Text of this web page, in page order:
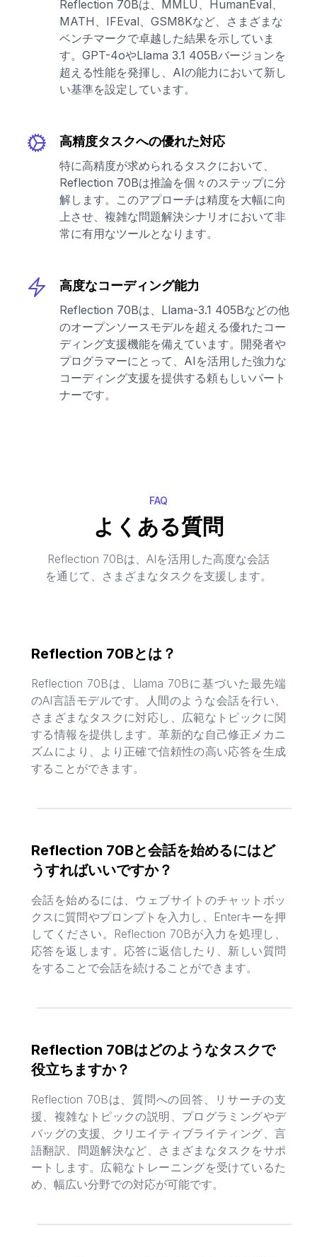
Reflection 70Bは、MMLU、HumanEval、
MATH、IFEval、GSM8Kなど、さまざまな
ベンチマークで卓越した結果を示していま
す。GPT-4oやLlama 3.1 405Bバージョンを
超える性能を発揮し、AIの能力において新し
い基準を設定しています。
高精度タスクへの優れた対応
特に高精度が求められるタスクにおいて、
Reflection 70Bは推論を個々のステップに分
解します。このアプローチは精度を大幅に向
上させ、複雑な問題解決シナリオにおいて非
常に有用なツールとなります。
高度なコーディング能力
Reflection 70Bは、Llama-3.1 405Bなどの他
のオープンソースモデルを超える優れたコー
ディング支援機能を備えています。開発者や
プログラマーにとって、AIを活用した強力な
コーディング支援を提供する頼もしいパート
ナーです。
FAQ
よくある質問
Reflection 70Bは、AIを活用した高度な会話
を通じて、さまざまなタスクを支援します。
Reflection 70Bとは？
Reflection 70Bは、Llama 70Bに基づいた最先端
のAI言語モデルです。人間のような会話を行い、
さまざまなタスクに対応し、広範なトピックに関
する情報を提供します。革新的な自己修正メカニ
ズムにより、より正確で信頼性の高い応答を生成
することができます。
Reflection 70Bと会話を始めるにはど
うすればいいですか？
会話を始めるには、ウェブサイトのチャットボッ
クスに質問やプロンプトを入力し、Enterキーを押
してください。Reflection 70Bが入力を処理し、
応答を返します。応答に返信したり、新しい質問
をすることで会話を続けることができます。
Reflection 70Bはどのようなタスクで
役立ちますか？
Reflection 70Bは、質問への回答、リサーチの支
援、複雑なトピックの説明、プログラミングやデ
バッグの支援、クリエイティブライティング、言
語翻訳、問題解決など、さまざまなタスクをサポ
ートします。広範なトレーニングを受けているた
め、幅広い分野での対応が可能です。